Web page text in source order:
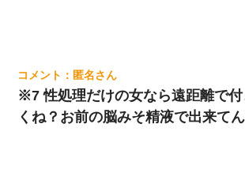
匿名
※7 性処理だけの女なら遠距離で
くね？お前の脳みそ精液で出来て